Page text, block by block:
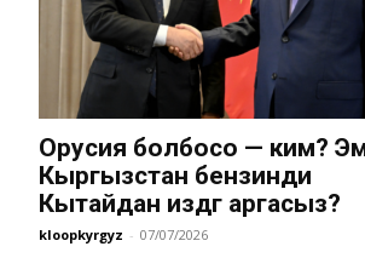
Орусия болбосо — ким?
Кыргызстан бензинди
Кытайдан издөөгө аргасыз?
kloopkyrgyz - 07/07/2026